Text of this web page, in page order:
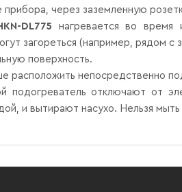
через заземленную
DL775 нагревается во время
загореться (например, рядом с
поверхность.
непосредственно
подогреватель отключают от
и вытирают насухо. Нельзя